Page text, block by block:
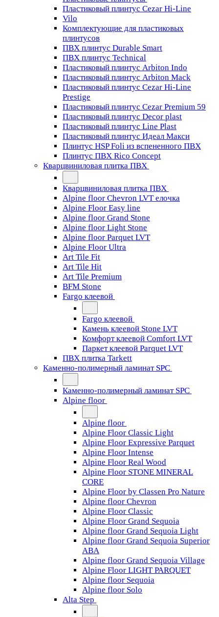
Пластиковый плинтус Cezar Hi-Line
Vilo
Комплектующие для пластиковых
плинтусов
ПВХ плинтус Durable Smart
ПВХ плинтус Technical
Пластиковый плинтус Arbiton Indo
Пластиковый плинтус Arbiton Mack
Пластиковый плинтус Cezar Hi-Line
Prestige
Пластиковый плинтус Cezar Premium 59
Пластиковый плинтус Decor plast
Пластиковый плинтус Line Plast
Пластиковый плинтус Идеал Макси
Плинтус HSP Foli из вспененного ПВХ
Плинтус ПВХ Rico Concept
Кварцвиниловая плитка ПВХ
Кварцвиниловая плитка ПВХ
Alpine floor Chevron LVT елочка
Alpine Floor Easy line
Alpine floor Grand Stone
Alpine floor Light Stone
Alpine floor Parquet LVT
Alpine Floor Ultra
Art Tile Fit
Art Tile Hit
Art Tile Premium
BFM Stone
Fargo клеевой
Fargo клеевой
Камень клеевой Stone LVT
Комфорт клеевой Comfort LVT
Паркет клеевой Parquet LVT
ПВХ плитка Tarkett
Каменно-полимерный ламинат SPC
Каменно-полимерный ламинат SPC
Alpine floor
Alpine floor
Alpine Floor Classic Light
Alpine Floor Expressive Parquet
Alpine Floor Intense
Alpine Floor Real Wood
Alpine Floor STONE MINERAL
CORE
Alpine Floor by Classen Pro Nature
Alpine floor Chevron
Alpine Floor Classic
Alpine Floor Grand Sequoia
Alpine floor Grand Sequoia Light
Alpine floor Grand Sequoia Superior
ABA
Alpine floor Grand Sequoia Village
Alpine Floor LIGHT PARQUET
Alpine floor Sequoia
Alpine floor Solo
Alta Step